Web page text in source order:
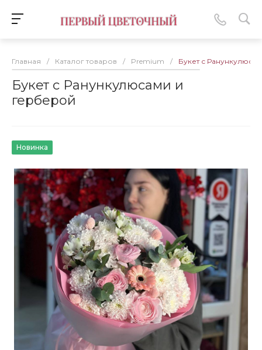
Главная / Каталог товаров / Premium / Букет с
Букет с Ранункулюсами и
герберой
Новинка